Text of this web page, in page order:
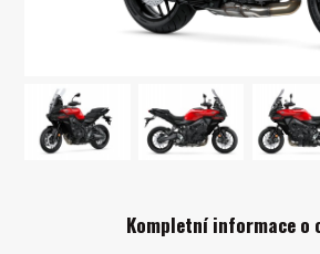
Kompletní informace o